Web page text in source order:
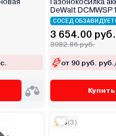
DeWalt
СОСЕД
3 654.00 руб.
3982.86 руб.
от 90 руб.
Купить
5(3)